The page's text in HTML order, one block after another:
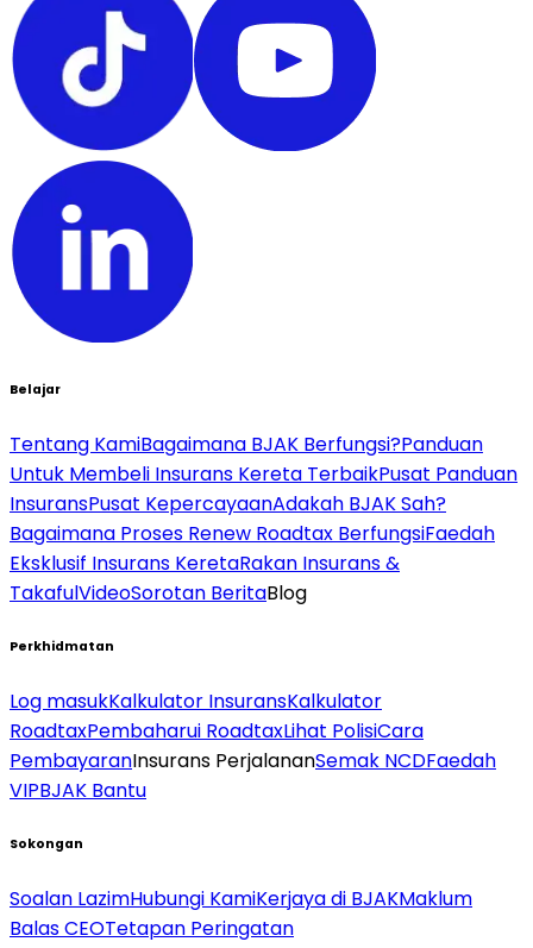
Belajar
Tentang KamiBagaimana BJAK Berfungsi?Panduan
Untuk Membeli Insurans Kereta TerbaikPusat Panduan
InsuransPusat KepercayaanAdakah BJAK Sah?
Bagaimana Proses Renew Roadtax BerfungsiFaedah
Eksklusif Insurans KeretaRakan Insurans &
TakafulVideoSorotan BeritaBlog
Perkhidmatan
Log masukKalkulator InsuransKalkulator
RoadtaxPembaharui RoadtaxLihat PolisiCara
PembayaranInsurans PerjalananSemak NCDFaedah
VIPBJAK Bantu
Sokongan
Soalan LazimHubungi KamiKerjaya di BJAKMaklum
Balas CEOTetapan Peringatan